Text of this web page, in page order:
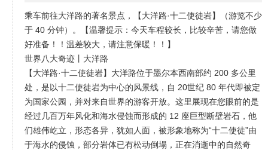
乘车前往大洋路的著名景点，【大洋路·十二使徒岩】（游览不少
于 40 分钟）。【温馨提示：今天车程较长，比较辛苦，请您做
好准备！！温差较大，请注意保暖！！】
世界八大奇迹丨大洋路
【大洋路·十二使徒岩】大洋路位于墨尔本西南部约 200 多公里
处，是以十二使徒岩为中心的风景线，自 20世纪 80 年代即被定
为国家公园，并对来自世界的游客开放。这里展现在您眼前的是
经过几百万年风化和海水侵蚀而形成的 12 座巨型断壁岩石，他
们雄伟屹立，形态各异，犹如人面，被形象地称为“十二使徒”由
于海水的侵蚀，部分岩体已有松动倒塌，正在消逝中的自然奇